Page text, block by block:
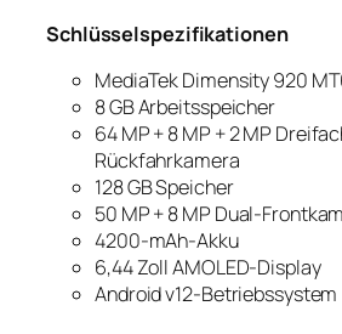
Schlüsselspezifikationen
MediaTek Dimensity 920
8 GB Arbeitsspeicher
64 MP + 8 MP + 2 MP
Rückfahrkamera
128 GB Speicher
50 MP + 8 MP Dual-
4200-mAh-Akku
6,44 Zoll AMOLED-Display
Android v12-Betriebssystem